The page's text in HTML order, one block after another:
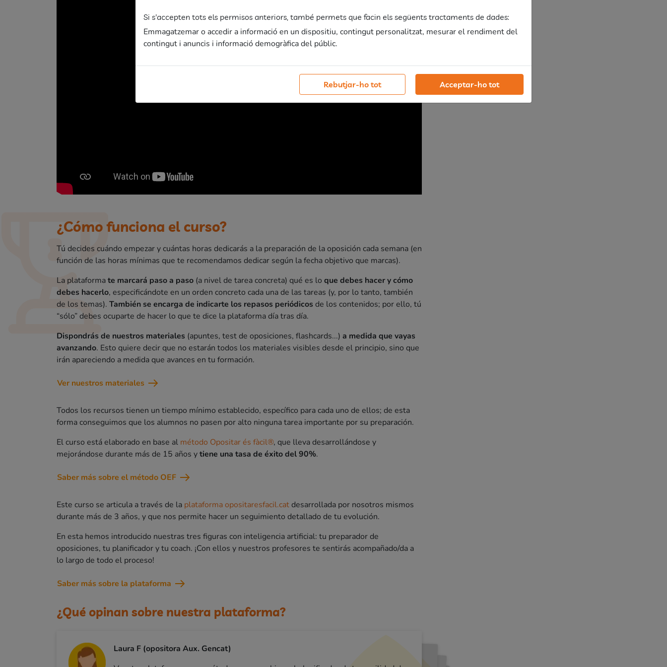
¿Cómo funciona el curso?
Tú decides cuándo empezar y cuántas horas dedicarás a la preparación de la oposición cada semana (en
función de las horas mínimas que te recomendamos dedicar según la fecha objetivo que marcas).
La plataformate marcará paso a paso (a nivel de tarea concreta) qué es lo que debes hacer y cómo
debes hacerlo, especificándote en un orden concreto cada una de las tareas (y, por lo tanto, también
de los temas). También se encarga de indicarte los repasos periódicos de los contenidos; por ello, tú
“sólo” debes ocuparte de hacer lo que te dice la plataforma día tras día.
Dispondrás de nuestros materiales (apuntes, test de oposiciones, flashcards...) a medida que vayas
avanzando. Esto quiere decir que no estarán todos los materiales visibles desde el principio, sino que
irán apareciendo a medida que avances en tu formación.
Ver nuestros materiales
Todos los recursos tienen un tiempo mínimo establecido, específico para cada uno de ellos; de esta
forma conseguimos que los alumnos no pasen por alto ninguna tarea importante por su preparación.
El curso está elaborado en base al método Opositar és fàcil®, que lleva desarrollándose y
mejorándose durante más de 15 años ytiene una tasa de éxito del 90%.
Saber más sobre el método OEF
Este curso se articula a través de la plataforma opositaresfacil.catdesarrollada por nosotros mismos
durante más de 3 años, y que nos permite hacer un seguimiento detallado de tu evolución.
En esta hemos introducido nuestras tres figuras con inteligencia artificial: tu preparador de
oposiciones, tu planificador y tu coach. ¡Con ellos y nuestros profesores te sentirás acompañado/da a
lo largo de todo el proceso!
Saber más sobre la plataforma
¿Qué opinan sobre nuestra plataforma?
Laura F (opositora Aux. Gencat)
Erika (opositora mossos)
Cristian (opositor mossos)
Si s'accepten tots els permisos anteriors, també permets que facin els següents tractaments de dades:
Emmagatzemar o accedir a informació en un dispositiu, contingut personalitzat, mesurar el rendiment del
contingut i anuncis i informació demogràfica del públic.
Rebutjar-ho tot Acceptar-ho tot